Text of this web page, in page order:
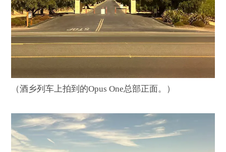
（酒乡列车上拍到的Opus One总部正面。）